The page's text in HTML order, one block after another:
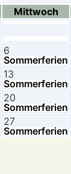
Mittwoch
6
Sommerferien
13
Sommerferien
20
Sommerferien
27
Sommerferien